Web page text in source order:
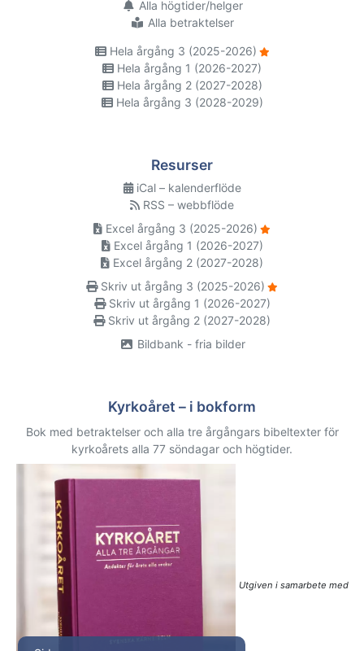
Alla högtider/helger
Alla betraktelser
Hela årgång 3 (2025-2026)
Hela årgång 1 (2026-2027)
Hela årgång 2 (2027-2028)
Hela årgång 3 (2028-2029)
Resurser
iCal – kalenderflöde
RSS – webbflöde
Excel årgång 3 (2025-2026)
Excel årgång 1 (2026-2027)
Excel årgång 2 (2027-2028)
Skriv ut årgång 3 (2025-2026)
Skriv ut årgång 1 (2026-2027)
Skriv ut årgång 2 (2027-2028)
Bildbank - fria bilder
Kyrkoåret – i bokform
Bok med betraktelser och alla tre årgångars bibeltexter för
kyrkoårets alla 77 söndagar och högtider.
Utgiven i samarbete med